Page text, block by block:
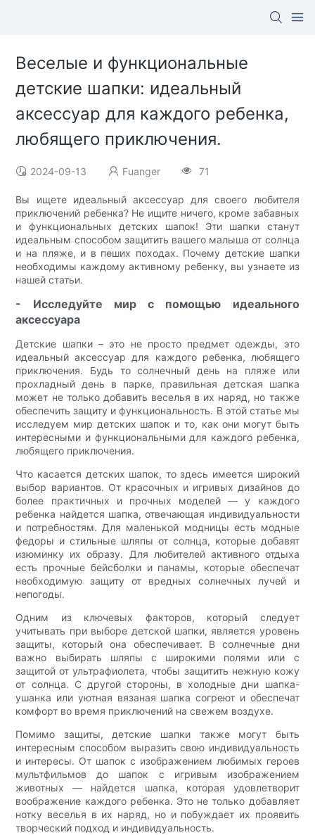
Веселые и функциональные
детские шапки: идеальный
аксессуар для каждого ребенка,
любящего приключения.
2024-09-13 Fuanger 71
Вы ищете идеальный аксессуар для своего любителя
приключений ребенка? Не ищите ничего, кроме забавных
и функциональных детских шапок! Эти шапки станут
идеальным способом защитить вашего малыша от солнца
и на пляже, и в пеших походах. Почему детские шапки
необходимы каждому активному ребенку, вы узнаете из
нашей статьи.
- Исследуйте мир с помощью идеального
аксессуара
Детские шапки – это не просто предмет одежды, это
идеальный аксессуар для каждого ребенка, любящего
приключения. Будь то солнечный день на пляже или
прохладный день в парке, правильная детская шапка
может не только добавить веселья в их наряд, но также
обеспечить защиту и функциональность. В этой статье мы
исследуем мир детских шапок и то, как они могут быть
интересными и функциональными для каждого ребенка,
любящего приключения.
Что касается детских шапок, то здесь имеется широкий
выбор вариантов. От красочных и игривых дизайнов до
более практичных и прочных моделей — у каждого
ребенка найдется шапка, отвечающая индивидуальности
и потребностям. Для маленькой модницы есть модные
федоры и стильные шляпы от солнца, которые добавят
изюминку их образу. Для любителей активного отдыха
есть прочные бейсболки и панамы, которые обеспечат
необходимую защиту от вредных солнечных лучей и
непогоды.
Одним из ключевых факторов, который следует
учитывать при выборе детской шапки, является уровень
защиты, который она обеспечивает. В солнечные дни
важно выбирать шляпы с широкими полями или с
защитой от ультрафиолета, чтобы защитить нежную кожу
от солнца. С другой стороны, в холодные дни шапка-
ушанка или уютная вязаная шапка согреют и обеспечат
комфорт во время приключений на свежем воздухе.
Помимо защиты, детские шапки также могут быть
интересным способом выразить свою индивидуальность
и интересы. От шапок с изображением любимых героев
мультфильмов до шапок с игривым изображением
животных — найдется шапка, которая удовлетворит
воображение каждого ребенка. Это не только добавляет
нотку веселья в их наряд, но и побуждает их проявить
творческий подход и индивидуальность.